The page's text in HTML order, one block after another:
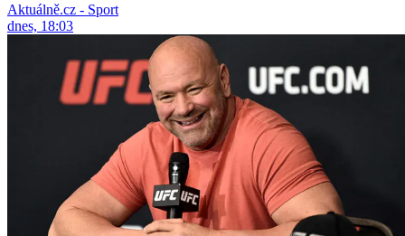
Aktuálně.cz - Sport
dnes, 18:03